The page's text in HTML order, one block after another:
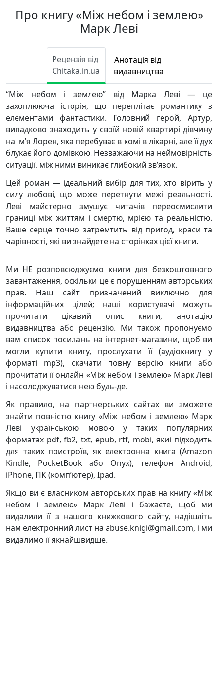
Про книгу «Між небом і землею»
Марк Леві
Рецензія від
Chitaka.in.ua
Анотація від
видавництва
“Між небом і землею” від Марка Леві — це
захоплююча історія, що переплітає романтику з
елементами фантастики. Головний герой, Артур,
випадково знаходить у своїй новій квартирі дівчину
на ім’я Лорен, яка перебуває в комі в лікарні, але її дух
блукає його домівкою. Незважаючи на неймовірність
ситуації, між ними виникає глибокий зв’язок.
Цей роман — ідеальний вибір для тих, хто вірить у
силу любові, що може перетнути межі реальності.
Леві майстерно змушує читачів переосмислити
границі між життям і смертю, мрією та реальністю.
Ваше серце точно затремтить від пригод, краси та
чарівності, які ви знайдете на сторінках цієї книги.
Ми НЕ розповсюджуємо книги для безкоштовного
завантаження, оскільки це є порушенням авторських
прав. Наш сайт призначений виключно для
інформаційних цілей; наші користувачі можуть
прочитати цікавий опис книги, анотацію
видавництва або рецензію. Ми також пропонуємо
вам список посилань на інтернет-магазини, щоб ви
могли купити книгу, прослухати її (аудіокнигу у
форматі mp3), скачати повну версію книги або
прочитати її онлайн «Між небом і землею» Марк Леві
і насолоджуватися нею будь-де.
Як правило, на партнерських сайтах ви зможете
знайти повністю книгу «Між небом і землею» Марк
Леві українською мовою у таких популярних
форматах pdf, fb2, txt, epub, rtf, mobi, якиі підходить
для таких пристроїв, як електронна книга (Amazon
Kindle, PocketBook або Onyx), телефон Android,
iPhone, ПК (комп’ютер), Ipad.
Якщо ви є власником авторських прав на книгу «Між
небом і землею» Марк Леві і бажаєте, щоб ми
видалили її з нашого книжкового сайту, надішліть
нам електронний лист на abuse.knigi@gmail.com, і ми
видалимо її якнайшвидше.